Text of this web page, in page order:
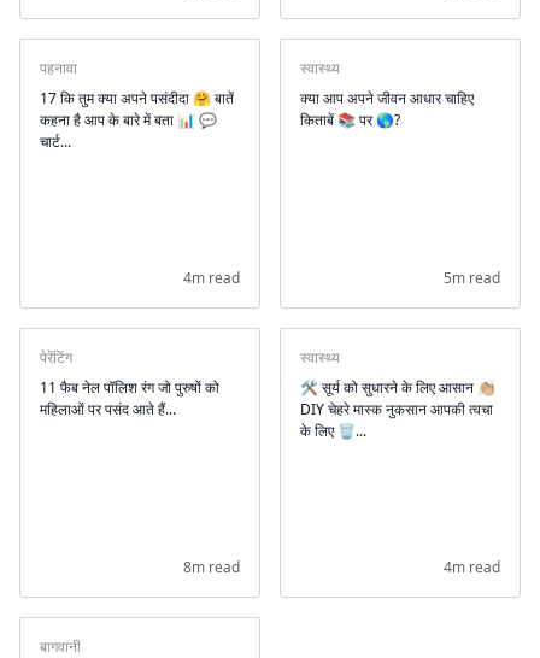
पहनावा
17 कि तुम क्या अपने पसंदीदा 🤗 बातें
कहना है आप के बारे में बता 📊 💬
चार्ट...
4m read
स्वास्थ्य
क्या आप अपने जीवन आधार चाहिए
किताबें 📚 पर 🌎?
5m read
पेरेंटिंग
11 फैब नेल पॉलिश रंग जो पुरुषों को
महिलाओं पर पसंद आते हैं...
8m read
स्वास्थ्य
🛠 सूर्य को सुधारने के लिए आसान 👏🏼
DIY चेहरे मास्क नुकसान आपकी त्वचा
के लिए 🗑...
4m read
बागवानी